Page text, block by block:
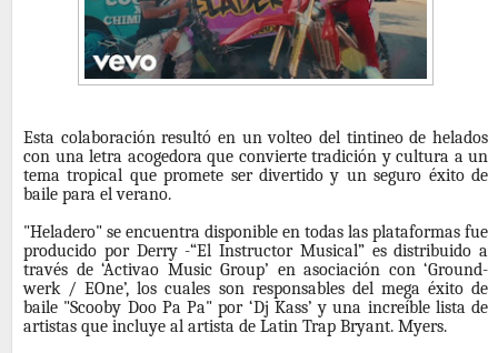
Esta colaboración resultó en un volteo del tintineo de helados
con una letra acogedora que convierte tradición y cultura a un
tema tropical que promete ser divertido y un seguro éxito de
baile para el verano.
"Heladero" se encuentra disponible en todas las plataformas fue
producido por Derry -“El Instructor Musical” es distribuido a
través de ‘Activao Music Group’ en asociación con ‘Ground-
werk / EOne’, los cuales son responsables del mega éxito de
baile "Scooby Doo Pa Pa" por ‘Dj Kass’ y una increíble lista de
artistas que incluye al artista de Latin Trap Bryant. Myers.